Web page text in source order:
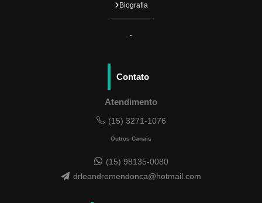
Biografia
.
Contato
Atendimento
(15) 3271-1076
Outros Canais
(15) 98135-0080
drleandromendonca@hotmail.com